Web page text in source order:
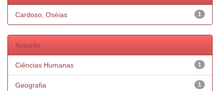
1
Cardoso, Oséias
Assunto
1
Ciências Humanas
1
Geografia